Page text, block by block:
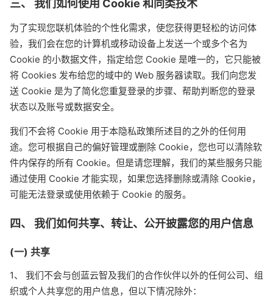
三、 我们如何使用 Cookie 和同类技术
为了实现您联机体验的个性化需求，使您获得更轻松的访问体
验，我们会在您的计算机或移动设备上发送一个或多个名为
Cookie 的小数据文件，指定给您 Cookie 是唯一的，它只能被
将 Cookies 发布给您的域中的 Web 服务器读取。我们向您发
送 Cookie 是为了简化您重复登录的步骤、帮助判断您的登录
状态以及账号或数据安全。
我们不会将 Cookie 用于本隐私政策所述目的之外的任何用
途。您可根据自己的偏好管理或删除 Cookie，您也可以清除软
件内保存的所有 Cookie。但是请您理解，我们的某些服务只能
通过使用 Cookie 才能实现，如果您选择删除或清除 Cookie，
可能无法登录或使用依赖于 Cookie 的服务。
四、 我们如何共享、转让、公开披露您的用户信息
(一) 共享
1、 我们不会与创蓝云智及我们的合作伙伴以外的任何公司、组
织或个人共享您的用户信息，但以下情况除外：